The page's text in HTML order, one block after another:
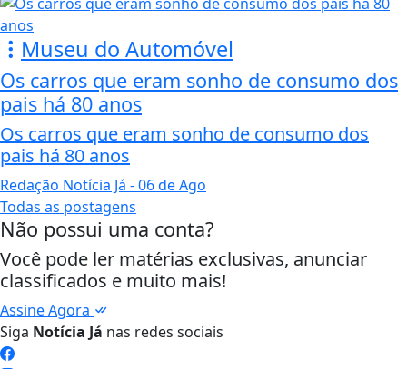
Museu do Automóvel
Os carros que eram sonho de consumo dos
pais há 80 anos
Os carros que eram sonho de consumo dos
pais há 80 anos
Redação Notícia Já - 06 de Ago
Todas as postagens
Não possui uma conta?
Você pode ler matérias exclusivas, anunciar
classificados e muito mais!
Assine Agora
Siga Notícia Já nas redes sociais